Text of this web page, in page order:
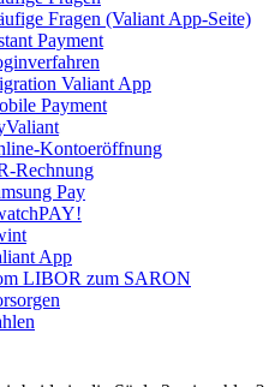
Fragen (Valiant App-Seite)
Payment
Valiant App
Payment
Kontoeröffnung
Rechnung
Pay
App
LIBOR zum SARON